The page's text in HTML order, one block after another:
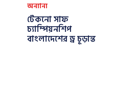
অন্যান্য
টেকনো সাফ
চ্যাম্পিয়নশিপ
বাংলাদেশের ড্র চূড়ান্ত